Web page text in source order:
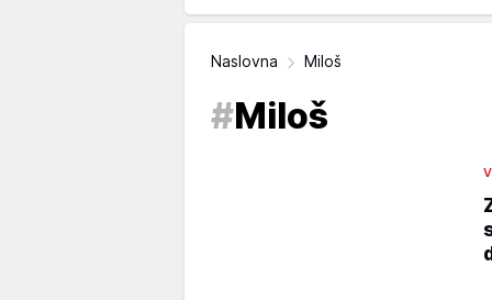
Naslovna Miloš
#Miloš